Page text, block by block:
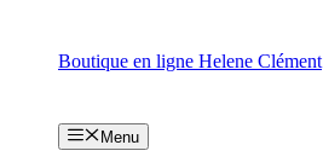
contenu
Boutique en ligne Helene Clément
Menu